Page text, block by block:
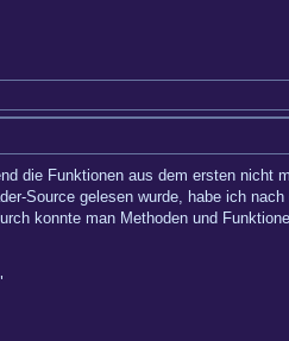
die Funktionen aus dem ersten nicht
Source gelesen wurde, habe ich
konnte man Methoden und